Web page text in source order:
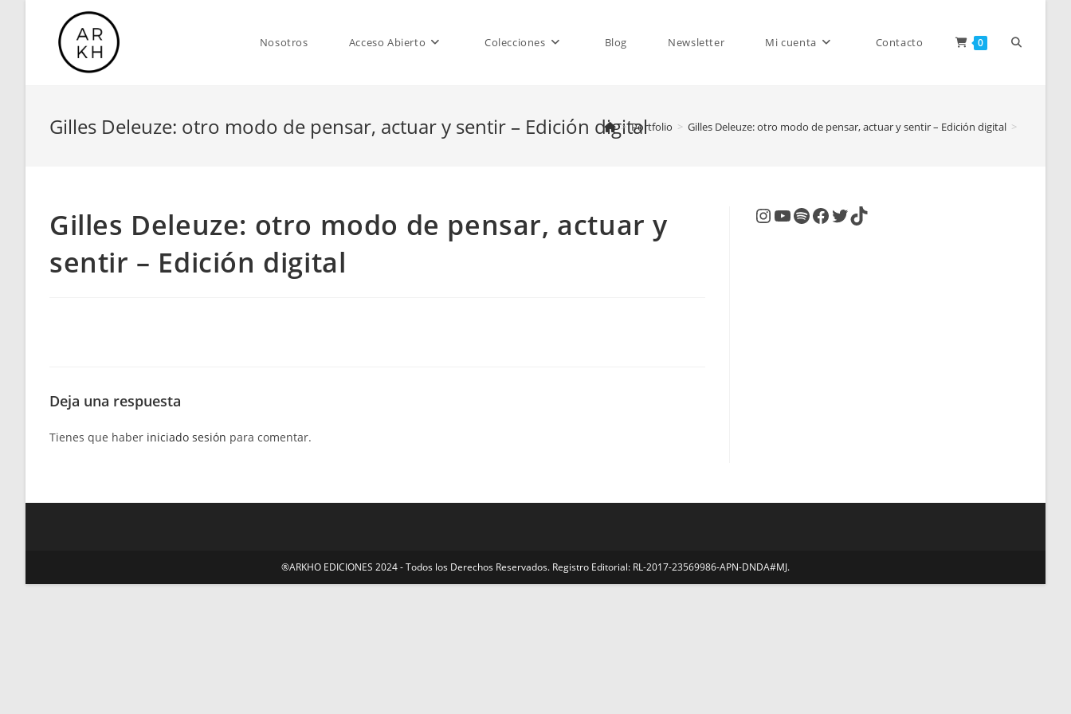
Nosotros Acceso Abierto Colecciones Blog Newsletter Mi cuenta Contacto 0 Alternar
búsqueda
Gilles Deleuze: otro modo de pensar, actuar y sentir – Edición digital
> Portfolio > Gilles Deleuze: otro modo de pensar, actuar y sentir – Edición digital >
Gilles Deleuze: otro modo de pensar, actuar y
sentir – Edición digital
Deja una respuesta
Tienes que haber iniciado sesión para comentar.
Instagram
YouTube
SpotifyFacebook
Twitter
TikTok
®ARKHO EDICIONES 2024 - Todos los Derechos Reservados. Registro Editorial: RL-2017-23569986-APN-DNDA#MJ.